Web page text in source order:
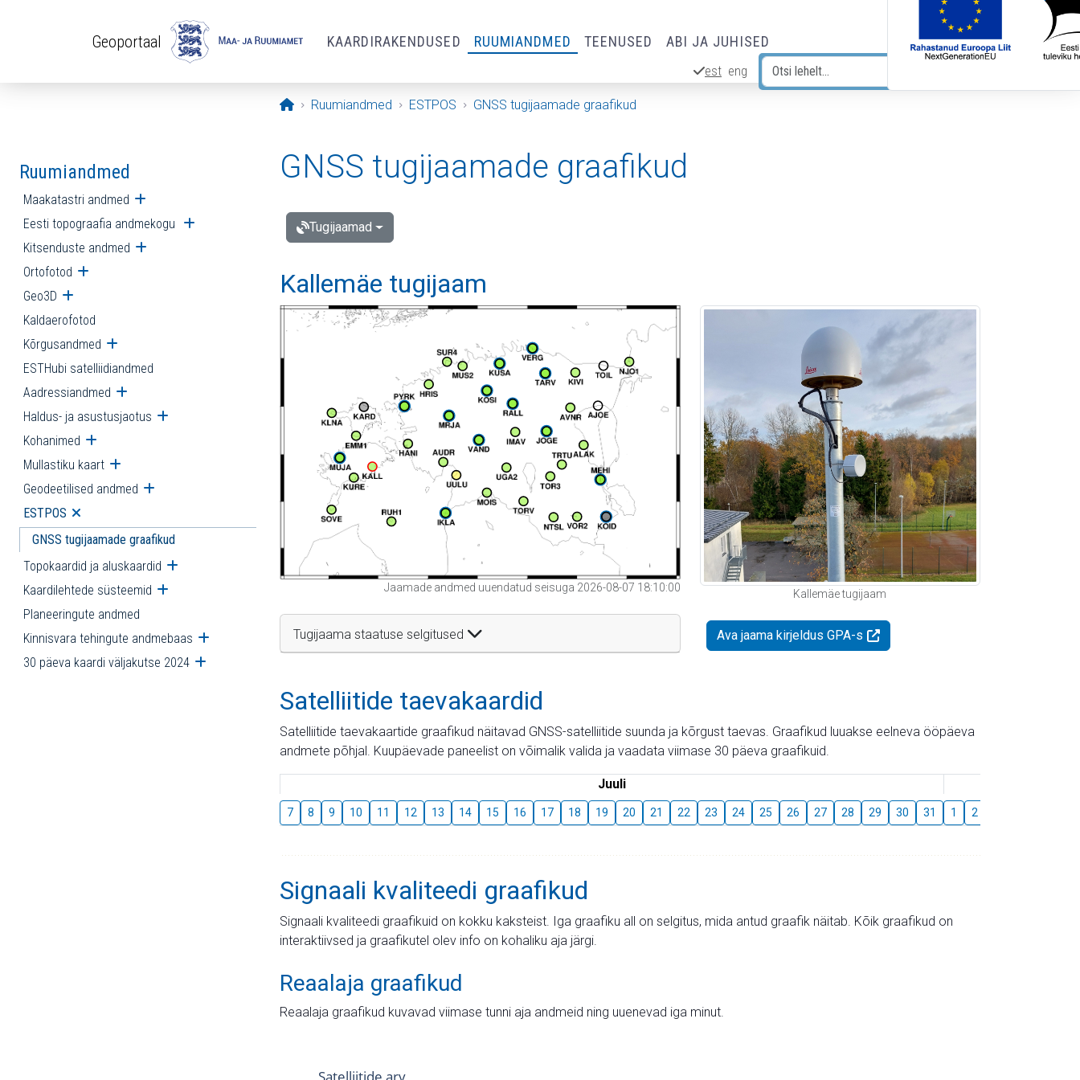
Geoportaal KAARDIRAKENDUSED RUUMIANDMED TEENUSED ABI JA JUHISED
est eng
Avaleht
Ruumiandmed ESTPOS GNSS tugijaamade graafikud
Ruumiandmed
Maakatastri andmed Ava alammenüü
Eesti topograafia andmekogu Ava alammenüü
Kitsenduste andmed Ava alammenüü
Ortofotod Ava alammenüü
Geo3D Ava alammenüü
Kaldaerofotod
Kõrgusandmed Ava alammenüü
ESTHubi satelliidiandmed
Aadressiandmed Ava alammenüü
Haldus- ja asustusjaotus Ava alammenüü
Kohanimed Ava alammenüü
Mullastiku kaart Ava alammenüü
Geodeetilised andmed Ava alammenüü
ESTPOS Ava alammenüü
GNSS tugijaamade graafikud
Topokaardid ja aluskaardid Ava alammenüü
Kaardilehtede süsteemid Ava alammenüü
Planeeringute andmed
Kinnisvara tehingute andmebaas Ava alammenüü
30 päeva kaardi väljakutse 2024 Ava alammenüü
GNSS tugijaamade graafikud
Tugijaamad
Kallemäe tugijaam
Jaamade andmed uuendatud seisuga 2026-08-07 18:10:00
Tugijaama staatuse selgitused
Kallemäe tugijaam
Ava jaama kirjeldus GPA-s
Satelliitide taevakaardid
Satelliitide taevakaartide graafikud näitavad GNSS-satelliitide suunda ja kõrgust taevas. Graafikud luuakse eelneva ööpäeva
andmete põhjal. Kuupäevade paneelist on võimalik valida ja vaadata viimase 30 päeva graafikuid.
Juuli
7 8 9 10 11 12 13 14 15 16 17 18 19 20 21 22 23 24 25 26 27 28 29 30 31 1 2
Signaali kvaliteedi graafikud
Signaali kvaliteedi graafikuid on kokku kaksteist. Iga graafiku all on selgitus, mida antud graafik näitab. Kõik graafikud on
interaktiivsed ja graafikutel olev info on kohaliku aja järgi.
Reaalaja graafikud
Reaalaja graafikud kuvavad viimase tunni aja andmeid ning uuenevad iga minut.